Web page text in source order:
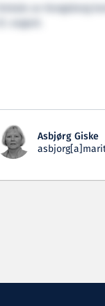
Omtale av Kongsborg
22. august.
Asbjørg Giske